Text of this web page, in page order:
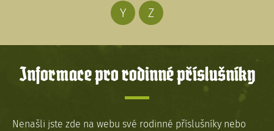
Y
Z
Informace pro rodinné příslušníky
Nenašli jste zde na webu své rodinné příslušníky nebo